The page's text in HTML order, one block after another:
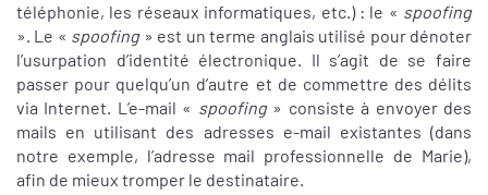
téléphonie, les réseaux informatiques, etc.) : le « spoofing
». Le « spoofing» est un terme anglais utilisé pour dénoter
l’usurpation d’identité électronique. Il s’agit de se faire
passer pour quelqu’un d’autre et de commettre des délits
via Internet. L’e-mail « spoofing» consiste à envoyer des
mails en utilisant des adresses e-mail existantes (dans
notre exemple, l’adresse mail professionnelle de Marie),
afin de mieux tromper le destinataire.